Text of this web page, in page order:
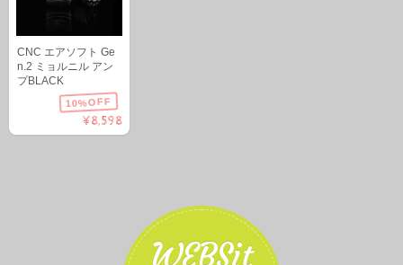
CNC エアソフト Ge
n.2 ミョルニル アン
プBLACK
10%OFF
¥8,598
WEBSit